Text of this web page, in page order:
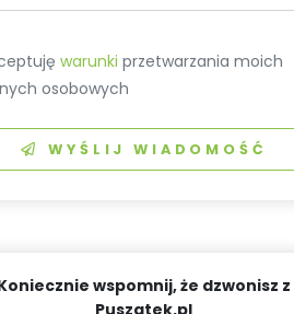
warunki przetwarzania moich
osobowych
WYŚLIJ WIADOMOŚĆ
wspomnij, że dzwonisz z